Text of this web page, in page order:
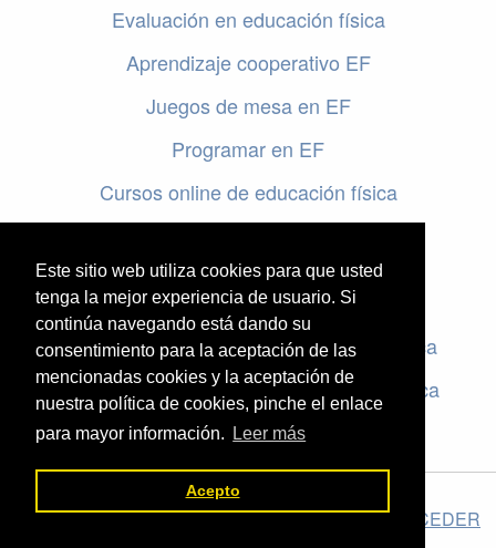
Este sitio web utiliza cookies para que usted
tenga la mejor experiencia de usuario. Si
continúa navegando está dando su
consentimiento para la aceptación de las
mencionadas cookies y la aceptación de
nuestra política de cookies, pinche el enlace
para mayor información.
Leer más
Acepto
Evaluación en educación física
Aprendizaje cooperativo EF
Juegos de mesa en EF
Programar en EF
Cursos online de educación física
Evaluación en educación física
Criterios de evaluación en educación física
Rúbricas de evaluación en educación física
El valor de la Educación Física © 2026 ·Legal| ACCEDER